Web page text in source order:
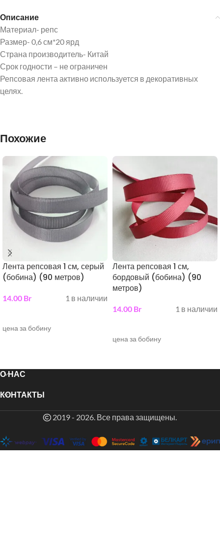
Описание
Материал- репс
Размер- 0,6 см*20 ярд
Страна производитель- Китай
Срок годности – не ограничен
Репсовая лента активно используется в декоративных
целях.
Похожие
Лента репсовая 1 см, серый
(бобина) (90 метров)
14.00 Br 1 в наличии
цена за бобину
Лента репсовая 1 см,
бордовый (бобина) (90
метров)
14.00 Br 1 в наличии
цена за бобину
О НАС
КОНТАКТЫ
2019 - 2026. Все права защищены.